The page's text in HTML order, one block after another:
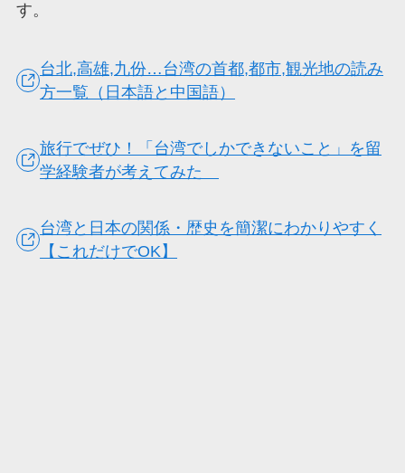
す。
台北,高雄,九份…台湾の首都,都市,観光地の読み
方一覧（日本語と中国語）
旅行でぜひ！「台湾でしかできないこと」を留
学経験者が考えてみた
台湾と日本の関係・歴史を簡潔にわかりやすく
【これだけでOK】